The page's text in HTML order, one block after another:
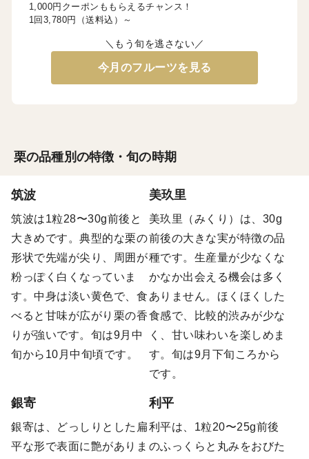
1,000円クーポンももらえるチャンス！
1回3,780円（送料込）～
＼もう旬を逃さない／
今月のフルーツを見る
栗の品種別の特徴・旬の時期
筑波
筑波は1粒28〜30g前後と
大きめです。典型的な栗の
形状で先端が尖り、周囲が
粉っぽく白くなっていま
す。中身は淡い黄色で、食
べると甘味が広がり栗の香
りが強いです。旬は9月中
旬から10月中旬頃です。
美玖里
美玖里（みくり）は、30g
前後の大きな実が特徴の品
種です。生産量が少なくな
かなか出会える機会は多く
ありません。ほくほくした
食感で、比較的渋みが少な
く、甘い味わいを楽しめま
す。旬は9月下旬ころから
です。
銀寄
銀寄は、どっしりとした扁
平な形で表面に艶がありま
利平
利平は、1粒20〜25g前後
のふっくらと丸みをおびた